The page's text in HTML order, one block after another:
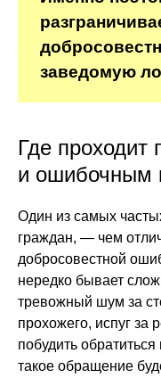
заведомую
Где
и ошибочным
Один из самых
граждан, — чем
добросовестной
нередко бывает
тревожный шум за
прохожего, испуг за
побудить
такое обращение